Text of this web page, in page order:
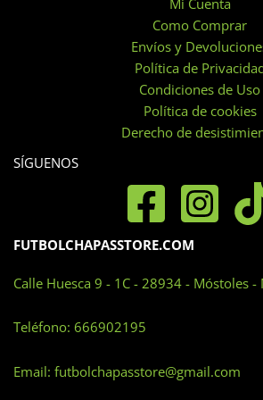
Mi Cuenta
Como Comprar
Envíos y
Política de
Condiciones de Uso
Política de cookies
Derecho de
SÍGUENOS
FUTBOLCHAPASSTORE.COM
Calle Huesca 9 - 1C - 28934 - Móstoles -
Teléfono: 666902195
Email: futbolchapasstore@gmail.com